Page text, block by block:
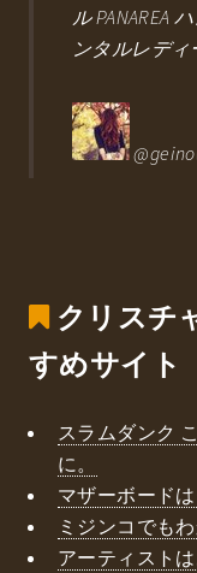
ル PANAREA
ンタルレディ
クリスチ
すめサイト
スラムダンク
に。
マザーボード
ミジンコでも
アーティスト